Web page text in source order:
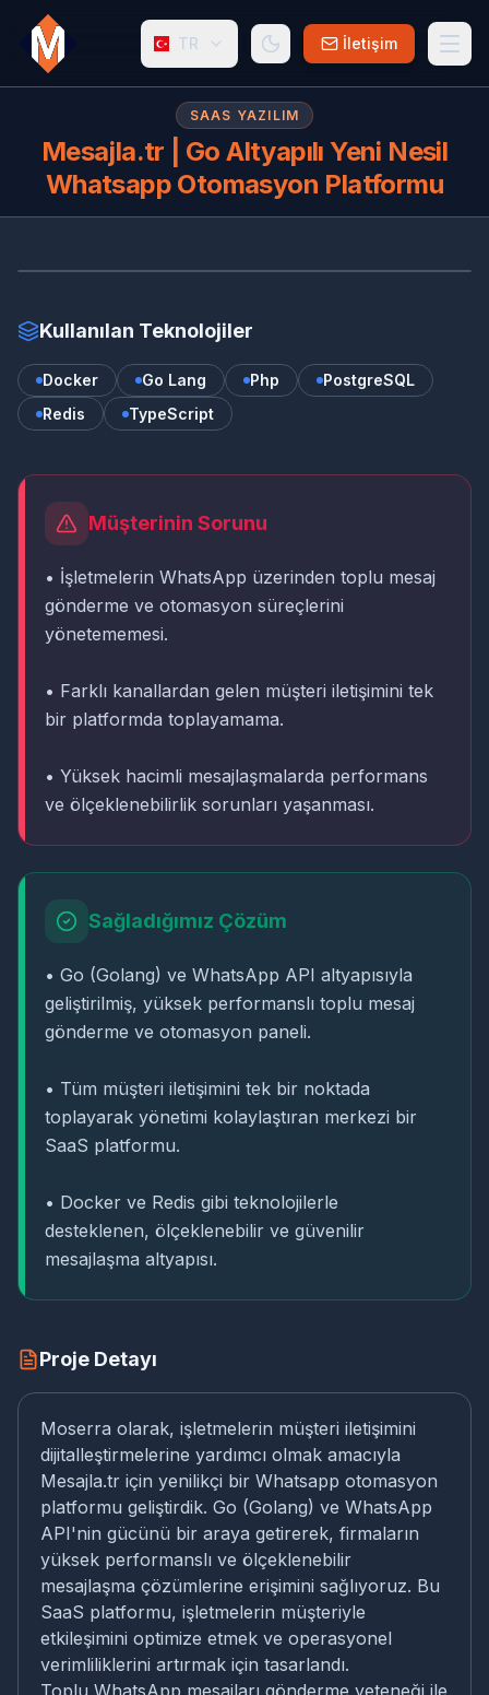
TR İletişim
SAAS YAZILIM
Mesajla.tr | Go Altyapılı Yeni Nesil
Whatsapp Otomasyon Platformu
ME
Kullanılan Teknolojiler
Docker Go Lang Php
PostgreSQL
Redis
TypeScript
Müşterinin Sorunu
• İşletmelerin WhatsApp üzerinden toplu mesaj
gönderme ve otomasyon süreçlerini
yönetememesi.
• Farklı kanallardan gelen müşteri iletişimini tek
bir platformda toplayamama.
• Yüksek hacimli mesajlaşmalarda performans
ve ölçeklenebilirlik sorunları yaşanması.
Sağladığımız Çözüm
• Go (Golang) ve WhatsApp API altyapısıyla
geliştirilmiş, yüksek performanslı toplu mesaj
gönderme ve otomasyon paneli.
• Tüm müşteri iletişimini tek bir noktada
toplayarak yönetimi kolaylaştıran merkezi bir
SaaS platformu.
• Docker ve Redis gibi teknolojilerle
desteklenen, ölçeklenebilir ve güvenilir
mesajlaşma altyapısı.
Proje Detayı
Moserra olarak, işletmelerin müşteri iletişimini
dijitalleştirmelerine yardımcı olmak amacıyla
Mesajla.tr için yenilikçi bir Whatsapp otomasyon
platformu geliştirdik. Go (Golang) ve WhatsApp
API'nin gücünü bir araya getirerek, firmaların
yüksek performanslı ve ölçeklenebilir
mesajlaşma çözümlerine erişimini sağlıyoruz. Bu
SaaS platformu, işletmelerin müşteriyle
etkileşimini optimize etmek ve operasyonel
verimliliklerini artırmak için tasarlandı.
Toplu WhatsApp mesajları gönderme yeteneği ile